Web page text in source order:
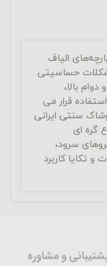
الیاف
حساسیتی
بالا،
قرار می
سنتی ایرانی
گره ای
سرود،
تکایا کاربرد
و مشاوره